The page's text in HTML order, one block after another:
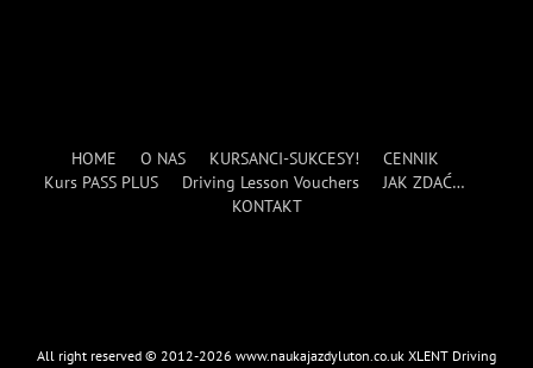
HOME O NAS KURSANCI-SUKCESY!
CENNIK
Kurs PASS PLUS
Driving Lesson Vouchers
JAK ZDAĆ…
KONTAKT
All right reserved © 2012-2026 www.naukajazdyluton.co.uk XLENT Driving